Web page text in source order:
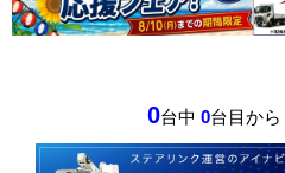
0台中 0台目から